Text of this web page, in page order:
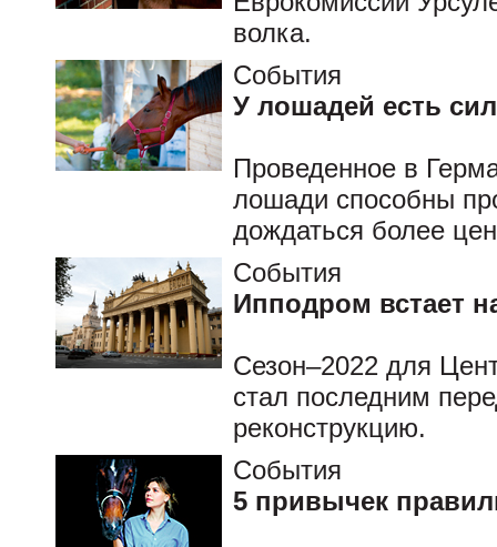
волка.
События
У лошадей есть
Проведенное в
лошади способны
дождаться более
События
Ипподром встает
Сезон–2022 для
стал последним
реконструкцию.
События
5 привычек